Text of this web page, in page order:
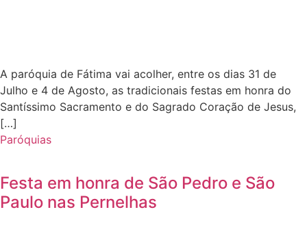
A paróquia de Fátima vai acolher, entre os dias 31 de
Julho e 4 de Agosto, as tradicionais festas em honra do
Santíssimo Sacramento e do Sagrado Coração de Jesus,
[…]
Paróquias
Festa em honra de São Pedro e São
Paulo nas Pernelhas